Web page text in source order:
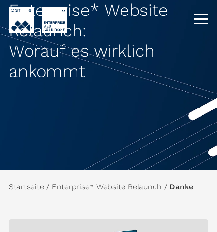
Enterprise* Website
Relaunch:
Worauf es wirklich
ankommt
Startseite / Enterprise* Website Relaunch / Danke